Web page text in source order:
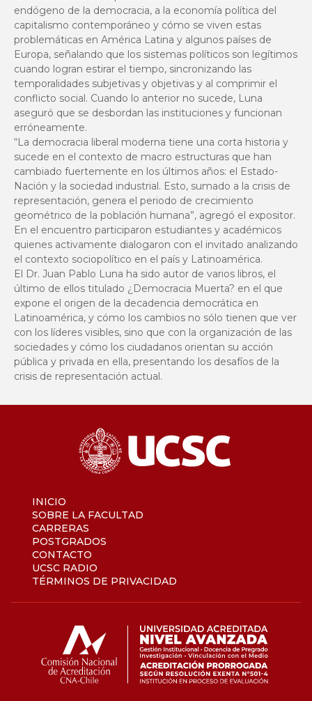
endógeno de la democracia, a la economía política del
capitalismo contemporáneo y cómo se viven estas
problemáticas en América Latina y algunos países de
Europa, señalando que los sistemas políticos son legítimos
cuando logran estirar el tiempo, sincronizando las
temporalidades subjetivas y objetivas y al comprimir el
conflicto social. Cuando lo anterior no sucede, Luna
aseguró que se desbordan las instituciones y funcionan
erróneamente.
“La democracia liberal moderna tiene una corta historia y
sucede en el contexto de macro estructuras que han
cambiado fuertemente en los últimos años: el Estado-
Nación y la sociedad industrial. Esto, sumado a la crisis de
representación, genera el periodo de crecimiento
geométrico de la población humana”, agregó el expositor.
En el encuentro participaron estudiantes y académicos
quienes activamente dialogaron con el invitado analizando
el contexto sociopolítico en el país y Latinoamérica.
El Dr. Juan Pablo Luna ha sido autor de varios libros, el
último de ellos titulado ¿Democracia Muerta? en el que
expone el origen de la decadencia democrática en
Latinoamérica, y cómo los cambios no sólo tienen que ver
con los líderes visibles, sino que con la organización de las
sociedades y cómo los ciudadanos orientan su acción
pública y privada en ella, presentando los desafíos de la
crisis de representación actual.
INICIO
SOBRE LA FACULTAD
CARRERAS
POSTGRADOS
CONTACTO
UCSC RADIO
TÉRMINOS DE PRIVACIDAD